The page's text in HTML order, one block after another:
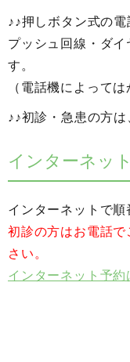
♪♪押しボタン式の電
プッシュ回線・ダ
す。
（電話機によって
♪♪初診・急患の方
インターネッ
インターネットで順
初診の方はお電話
さい。
インターネット予約